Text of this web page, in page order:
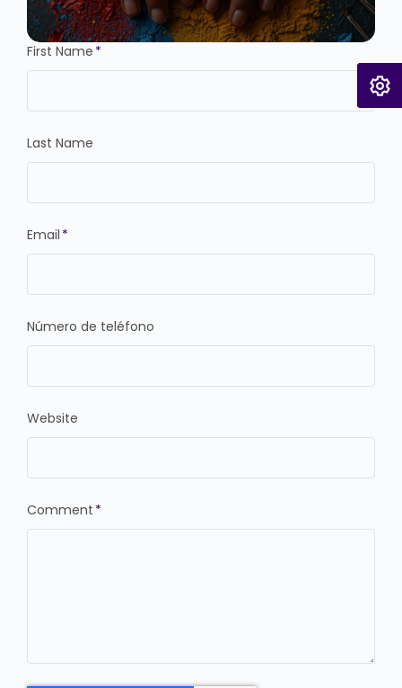
First Name *
Last Name
Email *
Número de teléfono
Website
Comment *